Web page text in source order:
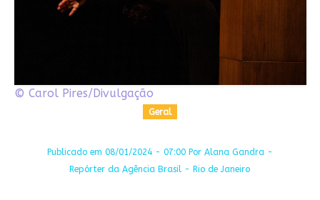
© Carol Pires/Divulgação
Geral
Publicado em 08/01/2024 - 07:00 Por Alana Gandra -
Repórter da Agência Brasil - Rio de Janeiro